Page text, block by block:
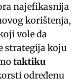
najefikasnija
korištenja,
vole da
strategija koju
taktiku
određenu